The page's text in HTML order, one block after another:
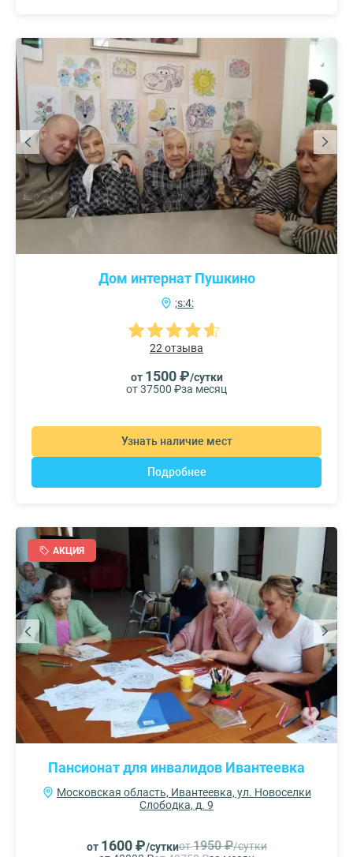
Дом интернат Пушкино
;s:4:
22 отзыва
от 1500 ₽/сутки
от 37500 ₽за месяц
Узнать наличие мест
Подробнее
АКЦИЯ
Пансионат для инвалидов Ивантеевка
Московская область, Ивантеевка, ул. Новоселки
Слободка, д. 9
от 1600 ₽/суткиот1950 ₽/сутки